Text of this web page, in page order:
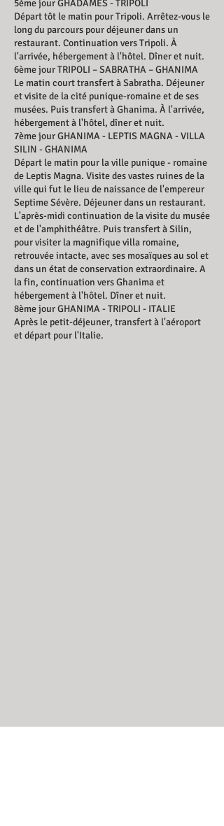
5ème jour GHADAMES - TRIPOLI
Départ tôt le matin pour Tripoli. Arrêtez-vous le
long du parcours pour déjeuner dans un
restaurant. Continuation vers Tripoli. À
l'arrivée, hébergement à l'hôtel. Dîner et nuit.
6ème jour TRIPOLI – SABRATHA – GHANIMA
Le matin court transfert à Sabratha. Déjeuner
et visite de la cité punique-romaine et de ses
musées. Puis transfert à Ghanima. À l'arrivée,
hébergement à l'hôtel, dîner et nuit.
7ème jour GHANIMA - LEPTIS MAGNA - VILLA
SILIN - GHANIMA
Départ le matin pour la ville punique - romaine
de Leptis Magna. Visite des vastes ruines de la
ville qui fut le lieu de naissance de l'empereur
Septime Sévère. Déjeuner dans un restaurant.
L'après-midi continuation de la visite du musée
et de l'amphithéâtre. Puis transfert à Silin,
pour visiter la magnifique villa romaine,
retrouvée intacte, avec ses mosaïques au sol et
dans un état de conservation extraordinaire. A
la fin, continuation vers Ghanima et
hébergement à l'hôtel. Dîner et nuit.
8ème jour GHANIMA - TRIPOLI - ITALIE
Après le petit-déjeuner, transfert à l'aéroport
et départ pour l'Italie.